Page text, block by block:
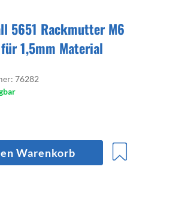
5651 Rackmutter M6
1,5mm Material
76282
Warenkorb